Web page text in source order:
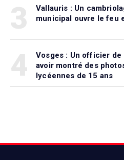
Vallauris : Un
municipal ouvre le feu
Vosges : Un officier
avoir montré des
lycéennes de 15 ans